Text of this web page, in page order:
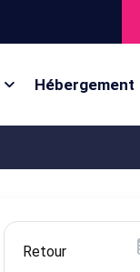
Hébergement